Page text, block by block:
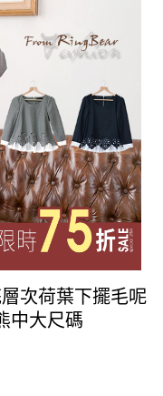
次荷葉下擺毛呢
中大尺碼